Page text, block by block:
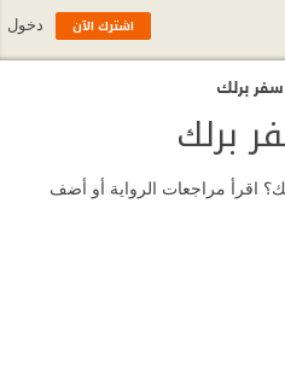
سفر برلك
برلك
اقرأ مراجعات الرواية أو أضف
اشترك الآن دخول